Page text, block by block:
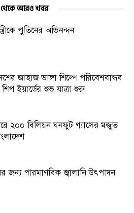
থেকে আরও খবর
পুতিনের অভিনন্দন
জাহাজ ভাঙ্গা শিল্পে পরিবেশবান্ধব
শিপ ইয়ার্ডের শুভ যাত্রা শুরু
২০০ বিলিয়ন ঘনফুট গ্যাসের মজুত
জন্য পারমাণবিক জ্বালানি উৎপাদন